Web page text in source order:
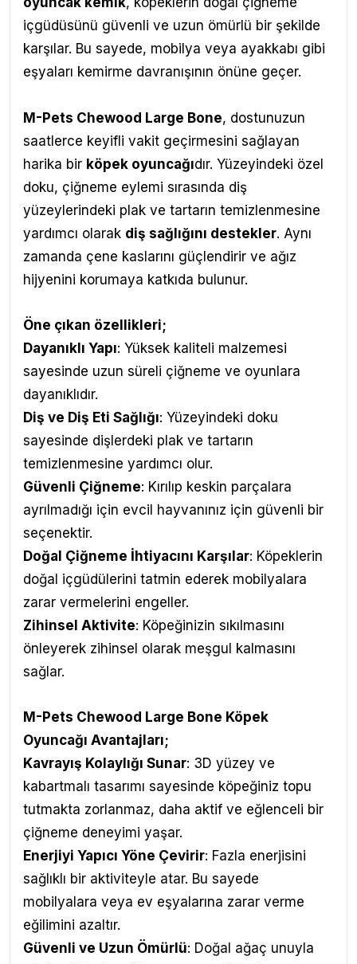
içgüdüsünü güvenli ve uzun ömürlü bir şekilde
karşılar. Bu sayede, mobilya veya ayakkabı gibi
eşyaları kemirme davranışının önüne geçer.
M-Pets Chewood Large Bone, dostunuzun
saatlerce keyifli vakit geçirmesini sağlayan
harika bir köpek oyuncağıdır. Yüzeyindeki özel
doku, çiğneme eylemi sırasında diş
yüzeylerindeki plak ve tartarın temizlenmesine
yardımcı olarak diş sağlığını destekler. Aynı
zamanda çene kaslarını güçlendirir ve ağız
hijyenini korumaya katkıda bulunur.
Öne çıkan özellikleri;
Dayanıklı Yapı: Yüksek kaliteli malzemesi
sayesinde uzun süreli çiğneme ve oyunlara
dayanıklıdır.
Diş ve Diş Eti Sağlığı: Yüzeyindeki doku
sayesinde dişlerdeki plak ve tartarın
temizlenmesine yardımcı olur.
Güvenli Çiğneme: Kırılıp keskin parçalara
ayrılmadığı için evcil hayvanınız için güvenli bir
seçenektir.
Doğal Çiğneme İhtiyacını Karşılar: Köpeklerin
doğal içgüdülerini tatmin ederek mobilyalara
zarar vermelerini engeller.
Zihinsel Aktivite: Köpeğinizin sıkılmasını
önleyerek zihinsel olarak meşgul kalmasını
sağlar.
M-Pets Chewood Large Bone Köpek
Oyuncağı Avantajları;
Kavrayış Kolaylığı Sunar: 3D yüzey ve
kabartmalı tasarımı sayesinde köpeğiniz topu
tutmakta zorlanmaz, daha aktif ve eğlenceli bir
çiğneme deneyimi yaşar.
Enerjiyi Yapıcı Yöne Çevirir: Fazla enerjisini
sağlıklı bir aktiviteyle atar. Bu sayede
mobilyalara veya ev eşyalarına zarar verme
eğilimini azaltır.
Güvenli ve Uzun Ömürlü: Doğal ağaç unuyla